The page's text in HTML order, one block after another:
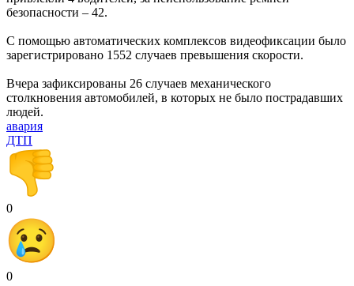
безопасности – 42.
С помощью автоматических комплексов видеофиксации было
зарегистрировано 1552 случаев превышения скорости.
Вчера зафиксированы 26 случаев механического
столкновения автомобилей, в которых не было пострадавших
людей.
авария
ДТП
0
0